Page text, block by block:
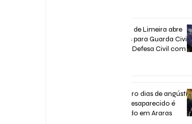
Concurso de Limeira abre
inscrições para Guarda Civil,
Trânsito e Defesa Civil com
Após quatro dias de
homem desaparecido é
encontrado em Araras